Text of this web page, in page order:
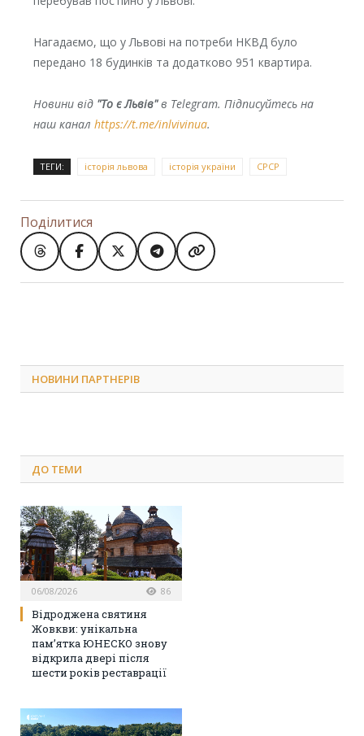
Нагадаємо, що у Львові на потреби НКВД було
передано 18 будинків та додатково 951 квартира.
Новини від "То є Львів"в Telegram. Підписуйтесь на
наш канал https://t.me/inlvivinua.
ТЕГИ: історія львова історія україни СРСР
Поділитися
НОВИНИ ПАРТНЕРІВ
ДО ТЕМИ
06/08/2026 86
Відроджена святиня
Жовкви: унікальна
пам’ятка ЮНЕСКО знову
відкрила двері після
шести років реставрації